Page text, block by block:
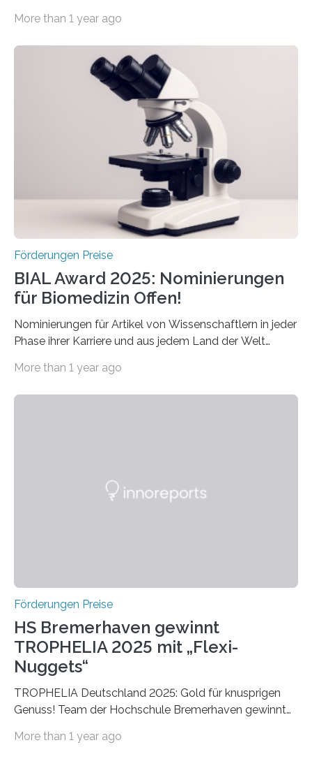
hochrangige wissenschaftliche Publikation zum Thema
Schlaganfall“ mit Sitz in Würzburg fördert die
Schlaganfallforschung, um die Behandlung der
Betroffenen zu verbessern. Dazu schreibt sie auch in
diesem Jahr wieder deutschlandweit den Hentschel-
Preis aus. Er richtet sich gezielt an jüngere
Forscherinnen und Forscher unter 40 Jahren. Geehrt
werden soll eine herausragende Doktorarbeit oder eine
hochrangige wissenschaftliche Publikation zum Thema
More than 1 year ago
Förderungen Preise
BIAL Award 2025: Nominierungen
für Biomedizin Offen!
Nominierungen für Artikel von Wissenschaftlern in jeder
Phase ihrer Karriere und aus jedem Land der Welt
Leben gerufen, um die bemerkenswertesten
Foundation, des BIAL Award in Biomedicine ist in
More than 1 year ago
Förderungen Preise
HS Bremerhaven gewinnt
TROPHELIA 2025 mit „Flexi-
Nuggets“
TROPHELIA Deutschland 2025: Gold für knusprigen
Genuss! Team der Hochschule Bremerhaven gewinnt
ECOTROPHELIAMit der Produktidee “Flexi-Nuggets”
More than 1 year ago